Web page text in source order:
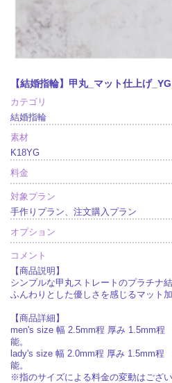
【結婚指輪】甲丸_マット仕上げ_YG
カテゴリ
結婚指輪
素材
K18YG
料金
対象プラン
手作りプラン、注文購入プラン
オプション
コメント
【商品説明】
シンプルな甲丸ストレートのプラチナ結
ふんわりとした優しさを感じるマット
【商品詳細】
men's size 幅 2.5mm程 厚み 1.5mm程
能。
lady's size 幅 2.0mm程 厚み 1.5mm程
能。
※指のサイズによる料金の変動はござい